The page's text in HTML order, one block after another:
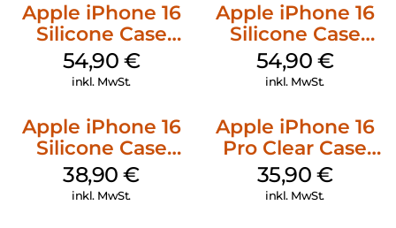
Apple iPhone 16
Silicone Case
MagSafe Black
54,90 €
inkl. MwSt.
Apple iPhone 16
Silicone Case
MagSafe Lake
Green
54,90 €
inkl. MwSt.
Apple iPhone 16
Silicone Case
MagSafe
Ultramarine
38,90€
inkl. MwSt.
Apple iPhone 16
Pro Clear Case
MagSafe
Transparent
35,90 €
inkl. MwSt.